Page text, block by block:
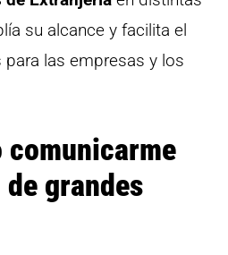
su alcance y facilita el
las empresas y los
comunicarme
grandes